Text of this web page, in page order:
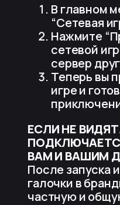
В главном
“Сетевая
Нажмите
сетевой
сервер
Теперь вы
игре и
ЕСЛИ НЕ
ВАМ И ВАШИМ
После запуска
галочки в
частную и